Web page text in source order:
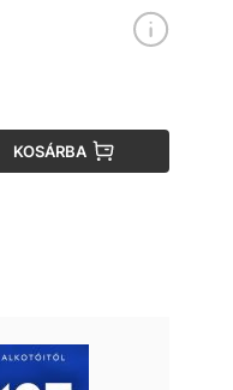
KOSÁRBA